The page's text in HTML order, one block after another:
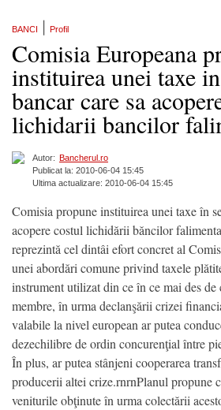
BANCI Profil
Comisia Europeana
instituirea unei taxe
bancar care sa
lichidarii bancilor
Autor: Bancherul.ro
Publicat la: 2010-06-04 15:45
Ultima actualizare: 2010-06-04 15:45
Comisia propune instituirea unei taxe în
acopere costul lichidării băncilor
reprezintă cel dintâi efort concret al
unei abordări comune privind taxele
instrument utilizat din ce în ce mai des de
membre, în urma declanşării crizei
valabile la nivel european ar putea
dezechilibre de ordin concurenţial între
În plus, ar putea stânjeni cooperarea
producerii altei crize.rnrnPlanul propune
veniturile obţinute în urma colectării